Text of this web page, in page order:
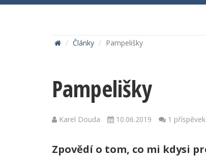
Články Pampelišky
Pampelišky
Karel Douda 10.06.2019 1 příspěvek
Zpovědí o tom, co mi kdysi